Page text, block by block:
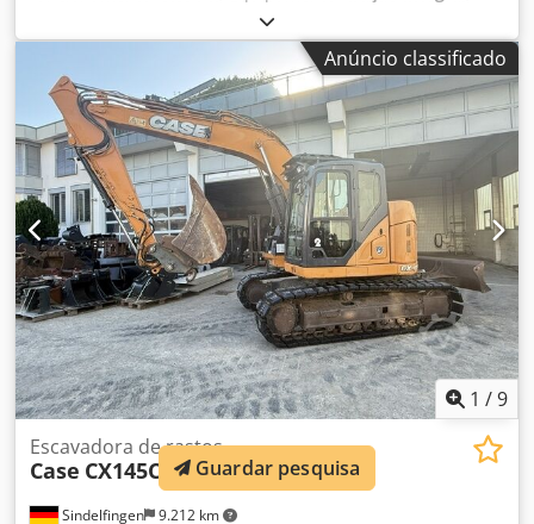
CASE de esteiras Tipo: 1650M Peso operacional: 19.200 kg
Potência: 122 kW Horas de trabalho: 5.396 Equipamentos:
Dcedpfxjzhyrmj Abmsk - Banco aquecido - Ar-condicionado
- Rádio - Ripper traseiro com 3 dentes - Dispositivos e
grades de proteção frontal da cabine - Lâmina niveladora
(hidraulicamente rebatível) Também oferecemos suporte
em financiamento/arrendamento com nossos parceiros.
Todas as informações são fornecidas sem garantia. Sujeito
a erros e venda intermediária.
Anúncio classificado
1 /9
Sindelfingen 9.212 km
Escavadora de rastos
Case CX145C SR Guardar pesquisa